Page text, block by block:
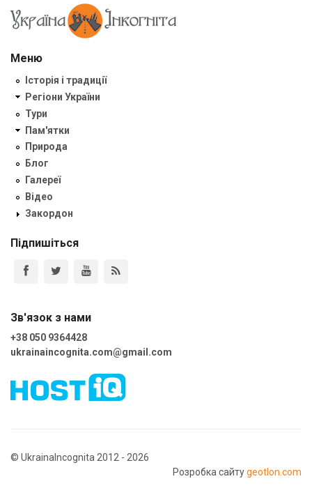
Меню
Історія і традиції
Регіони України
Тури
Пам'ятки
Природа
Блог
Галереї
Відео
Закордон
Підпишіться
Зв'язок з нами
+38 050 9364428
ukrainaincognita.com@gmail.com
© UkrainaIncognita 2012 - 2026
Розробка сайтуgeotlon.com